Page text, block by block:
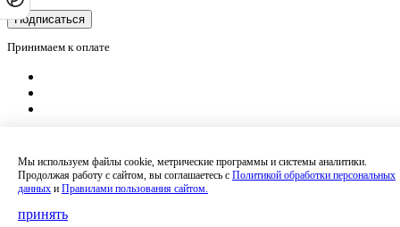
Подписаться
Принимаем к оплате
Оставляя на сайте свои контактные данные, Вы даете согласие на обработку
своих персональных данных в соответствии сполитикой
конфиденциальности .
Сайт не является публичной офертой и носит информационный характер.
Политика обработки персональных данных
Мы используем файлы cookie, метрические программы и системы аналитики.
Продолжая работу с сайтом, вы соглашаетесь с Политикой обработки персональных
данных и Правилами пользования сайтом.
принять